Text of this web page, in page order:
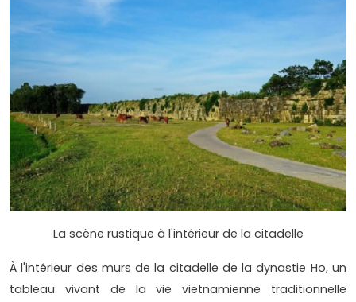
La scène rustique à l'intérieur de la citadelle
À l'intérieur des murs de la citadelle de la dynastie Ho, un
tableau vivant de la vie vietnamienne traditionnelle